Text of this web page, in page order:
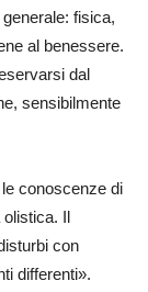
fisica,
al benessere.
dal
sensibilmente
conoscenze di
olistica. Il
con
differenti».